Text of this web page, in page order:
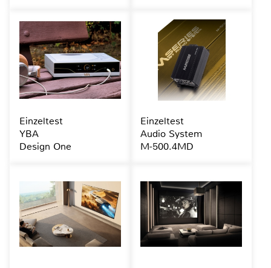
Einzeltest
YBA
Design One
Einzeltest
Audio System
M-500.4MD